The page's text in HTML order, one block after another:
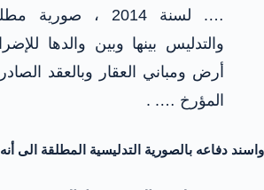
…. لسنة 2014 ،
والتدليس بينها وبين والدها
أرض ومباني العقار وبالعقد
المؤرخ …. .
واسند دفاعه بالصورية التدليسية المطلقة الى